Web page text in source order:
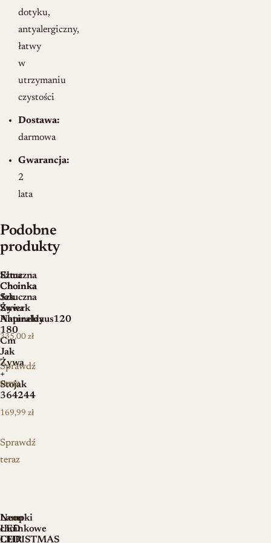
dotyku,
antyalergiczny,
łatwy
w
utrzymaniu
czystości
Dostawa:
darmowa
Gwarancja:
2
lata
Podobne
produkty
Elma
Choinka
Sztuczna
Świerk
Naturalny
180
Cm
Jak
Żywa
+
Stojak
364244
169,99 zł
Sprawdź
teraz
Sztuczna
Choinka
Jak
Żywa
Ahpineklaus120
335,00 zł
Sprawdź
teraz
Neon
LED
CHRISTMAS
Lampki
choinkowe
LED